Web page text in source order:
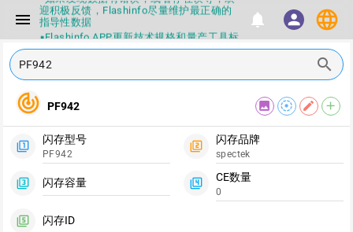
menu
迎积极反馈，Flashinfo尽量维护最正确的
指导性数据
▪Flashinfo APP更新技术规格和量产工具标
签啦，使用更加丝滑，快点击下载吧
▪兄弟们没事不要乱下载量产工具，过分了
本来就有不确定性，任何第三方工具提供的
数据都不要100%相信，包括量产工具都不
一定可信的，因为数据都可以改，一定要有
正确的认知，不要随大流
▪如果发现数据有错误，或者存在误导，欢
迎积极反馈，Flashinfo尽量维护最正确的
指导性数据
▪Flashinfo APP更新技术规格和量产工具标
notifications person language
search
track_changes PF942 image filter_tilt_shift edit add
filter_1
闪存型号
PF942
filter_2
闪存品牌
spectek
filter_3 闪存容量 filter_4
CE数量
0
filter_5 闪存ID